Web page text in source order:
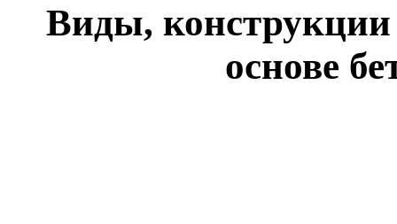
Виды,
основе